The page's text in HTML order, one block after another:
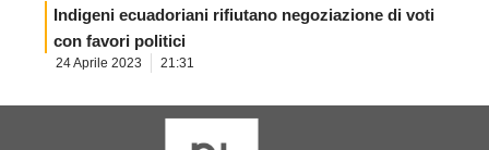
Indigeni ecuadoriani rifiutano negoziazione di voti
con favori politici
24 Aprile 2023 21:31